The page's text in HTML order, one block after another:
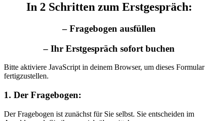
In 2 Schritten zum Erstgespräch:
– Fragebogen ausfüllen
– Ihr Erstgespräch sofort buchen
Bitte aktiviere JavaScript in deinem Browser, um dieses Formular
fertigzustellen.
1. Der Fragebogen:
Der Fragebogen ist zunächst für Sie selbst. Sie entscheiden im